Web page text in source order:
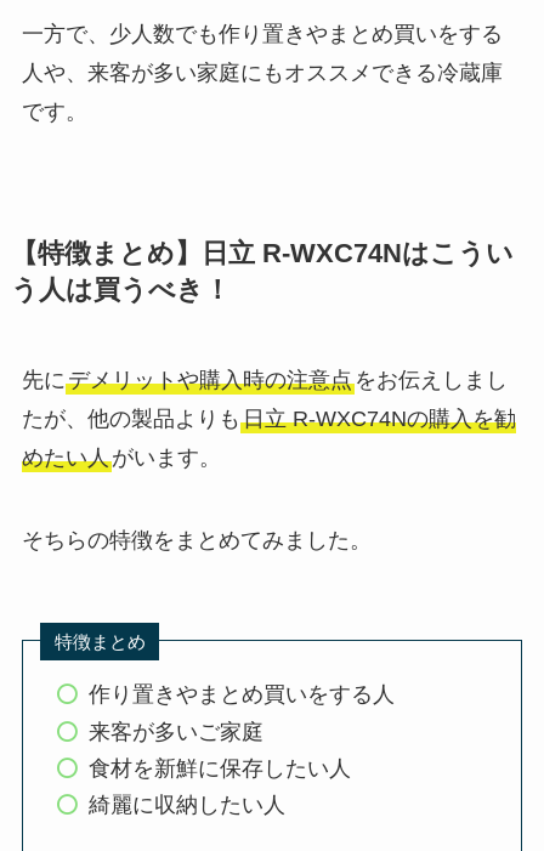
一方で、少人数でも作り置きやまとめ買いをする
人や、来客が多い家庭にもオススメできる冷蔵庫
です。
【特徴まとめ】日立 R-WXC74Nはこうい
う人は買うべき！
先にデメリットや購入時の注意点をお伝えしまし
たが、他の製品よりも 日立 R-WXC74Nの購入を勧
めたい人がいます。
そちらの特徴をまとめてみました。
特徴まとめ
作り置きやまとめ買いをする人
来客が多いご家庭
食材を新鮮に保存したい人
綺麗に収納したい人